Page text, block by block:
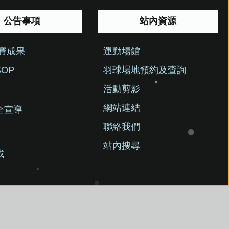
公告事項
成果
宣導
站內資源
運動場館
羽球場地預約及查詢
活動剪影
網站連結
聯絡我們
站內搜尋